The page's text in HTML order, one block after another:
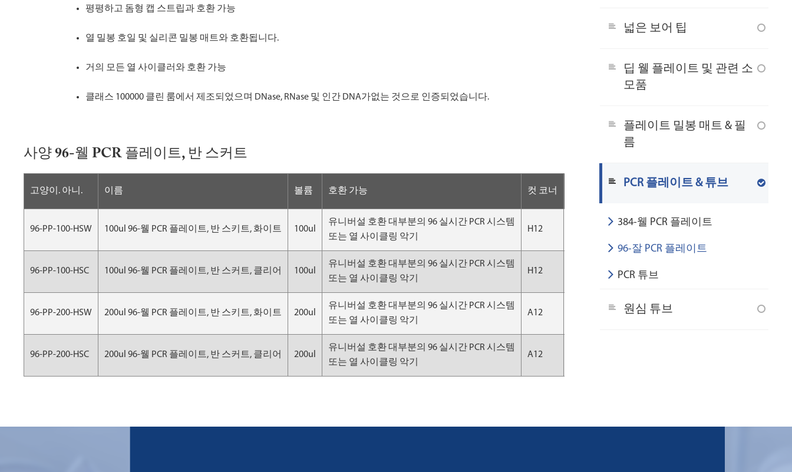
평평하고 돔형 캡 스트립과 호환 가능
열 밀봉 호일 및 실리콘 밀봉 매트와 호환됩니다.
거의 모든 열 사이클러와 호환 가능
클래스 100000 클린 룸에서 제조되었으며 DNase, RNase 및 인간 DNA가없는 것으로 인증되었습니다.
사양 96-웰 PCR 플레이트, 반 스커트
고양이. 아니. 이름 볼륨 호환 가능 컷 코너
96-PP-100-HSW 100ul 96-웰 PCR 플레이트, 반 스키트, 화이트 100ul
유니버설 호환 대부분의 96 실시간 PCR 시스템
또는 열 사이클링 악기
H12 50 pcs/CS
96-PP-100-HSC 100ul 96-웰 PCR 플레이트, 반 스커트, 클리어 100ul
유니버설 호환 대부분의 96 실시간 PCR 시스템
또는 열 사이클링 악기
H12 10 pcs/bag 50 pcs/CS
96-PP-200-HSW 200ul 96-웰 PCR 플레이트, 반 스키트, 화이트 200ul
유니버설 호환 대부분의 96 실시간 PCR 시스템
또는 열 사이클링 악기
A12 10 pcs/bag 50 pcs/CS
96-PP-200-HSC 200ul 96-웰 PCR 플레이트, 반 스커트, 클리어 200ul
유니버설 호환 대부분의 96 실시간 PCR 시스템
또는 열 사이클링 악기
A12
넓은 보어 팁
딥 웰 플레이트 및 관련 소
모품
플레이트 밀봉 매트 & 필
름
PCR 플레이트 & 튜브
384-웰 PCR 플레이트
96-잘 PCR 플레이트
PCR 튜브
원심 튜브